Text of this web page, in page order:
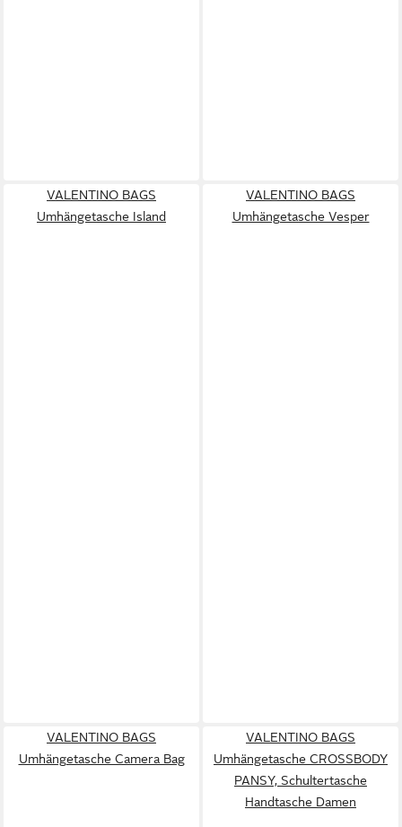
VALENTINO BAGS
Umhängetasche Island
VALENTINO BAGS
Umhängetasche Vesper
VALENTINO BAGS
Umhängetasche Camera Bag
VALENTINO BAGS
Umhängetasche CROSSBODY
PANSY, Schultertasche
Handtasche Damen